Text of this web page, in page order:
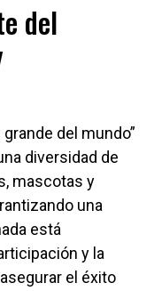
del
del mundo”
diversidad de
mascotas y
una
está
y la
el éxito